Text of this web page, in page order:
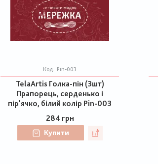
Код: Pin-003
TelaArtis Голка-пін (3шт)
Прапорець, серденько і
пір'ячко, білий колір Pin-003
284 грн
Купити